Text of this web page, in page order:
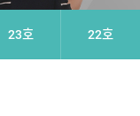
23호 22호